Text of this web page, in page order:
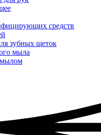
средств
зубных щеток
мыла